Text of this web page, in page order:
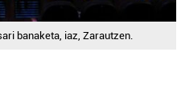
banaketa, iaz, Zarautzen.